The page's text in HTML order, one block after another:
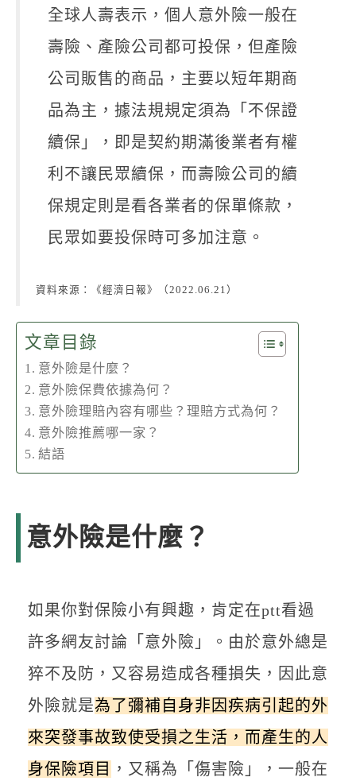
全球人壽表示，個人意外險一般在
壽險、產險公司都可投保，但產險
公司販售的商品，主要以短年期商
品為主，據法規規定須為「不保證
續保」，即是契約期滿後業者有權
利不讓民眾續保，而壽險公司的續
保規定則是看各業者的保單條款，
民眾如要投保時可多加注意。
資料來源：《經濟日報》（2022.06.21）
文章目錄
意外險是什麼？
意外險保費依據為何？
意外險理賠內容有哪些？理賠方式為何？
意外險推薦哪一家？
結語
意外險是什麼？
如果你對保險小有興趣，肯定在ptt看過
許多網友討論「意外險」。由於意外總是
猝不及防，又容易造成各種損失，因此意
外險就是為了彌補自身非因疾病引起的外
來突發事故致使受損之生活，而產生的人
身保險項目 ，又稱為「傷害險」，一般在